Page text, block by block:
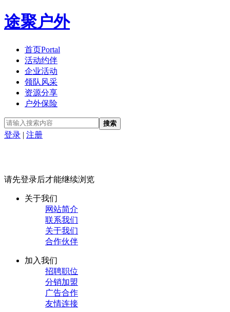
途聚户外
首页Portal
活动约伴
企业活动
领队风采
资源分享
户外保险
搜索
登录 | 注册
请先登录后才能继续浏览
关于我们
网站简介
联系我们
关于我们
合作伙伴
加入我们
招聘职位
分销加盟
广告合作
友情连接